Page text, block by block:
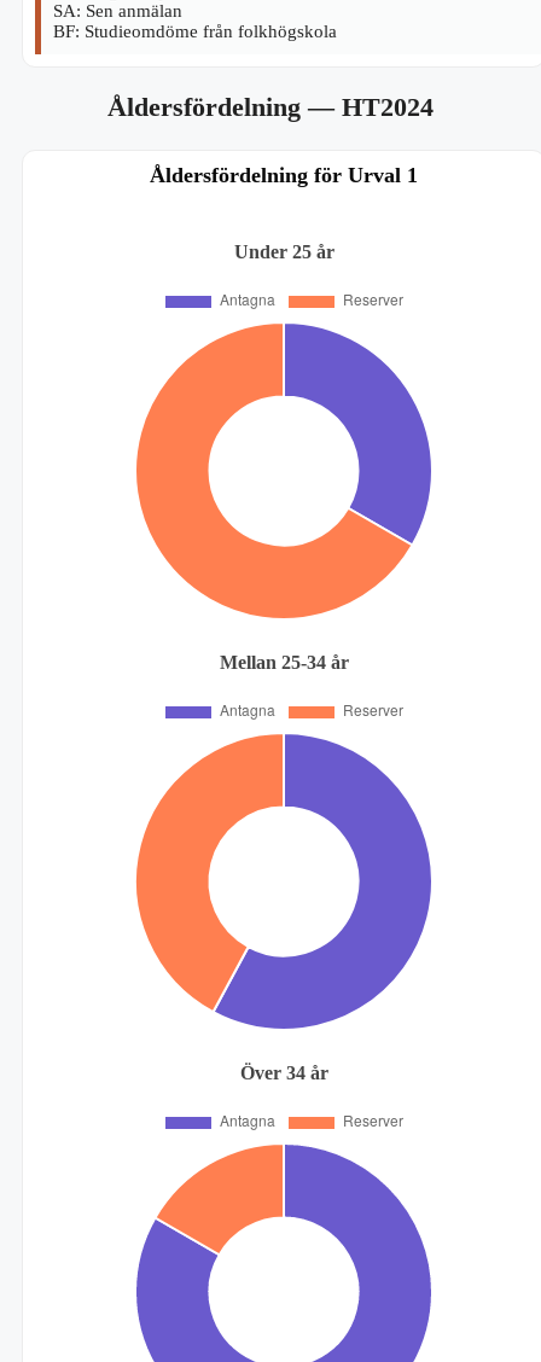
SA: Sen anmälan
BF: Studieomdöme från folkhögskola
Åldersfördelning— HT2024
Åldersfördelning för Urval 1
Under 25 år
Mellan 25-34 år
Över 34 år